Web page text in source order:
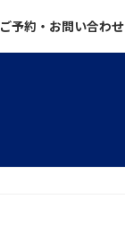
ご予約・お問い合わせ